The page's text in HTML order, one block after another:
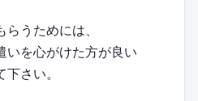
うためには、
いを心がけた方が良い
さい。